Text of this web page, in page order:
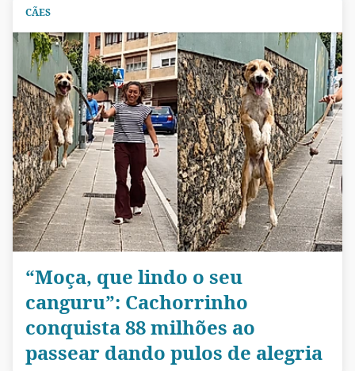
CÃES
“Moça, que lindo o seu
canguru”: Cachorrinho
conquista 88 milhões ao
passear dando pulos de alegria